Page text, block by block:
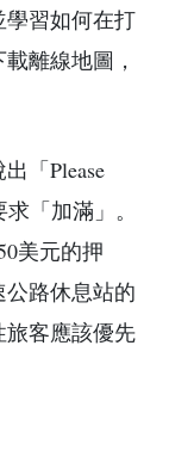
習如何在打
離線地圖，
「Please
「加滿」。
美元的押
路休息站的
客應該優先